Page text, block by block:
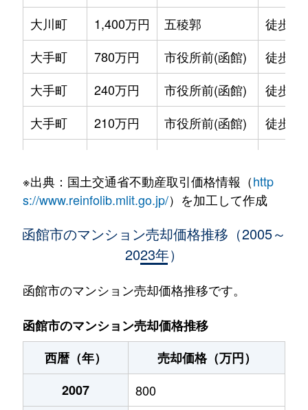
大川町
1,400万円 五稜郭
徒歩7
大手町
780万円 市役所前(函館)
徒歩2
大手町
240万円 市役所前(函館)
徒歩2
大手町
210万円 市役所前(函館)
徒歩2
大森町
330万円 松風町
徒歩5
2,400万円 五稜郭
五稜郭町
520万円 五稜郭
末広町
230万円 十字街
末広町
240万円 十字街
千代台町
3,100万円
※出典：国土交通省不動産取引価格情報（http
s://www.reinfolib.mlit.go.jp/）を加工して作成
函館市のマンション売却価格推移（2005～
2023年）
函館市のマンション売却価格推移です。
函館市のマンション売却価格推移
西暦（年）
売却価格（万円）
2007
800